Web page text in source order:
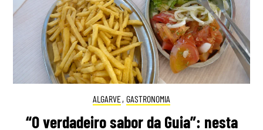
ALGARVE, GASTRONOMIA
“O verdadeiro sabor da Guia”: nesta